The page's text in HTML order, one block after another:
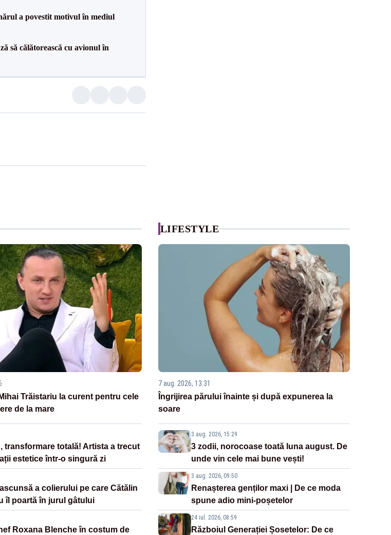
a povestit motivul în mediul
să călătorească cu avionul în
Trăistariu la curent pentru cele
de la mare
transformare totală! Artista a trecut
estetice într-o singură zi
a colierului pe care Cătălin
îl poartă în jurul gâtului
Roxana Blenche în costum de
LIFESTYLE
7 aug. 2026, 13:31
Îngrijirea părului înainte și după expunerea la
soare
3 aug. 2026, 15:29
3 zodii, norocoase toată luna august. De
unde vin cele mai bune vești!
3 aug. 2026, 09:50
Renașterea genților maxi | De ce moda
spune adio mini-poșetelor
24 iul. 2026, 08:59
Războiul Generației Șosetelor: De ce